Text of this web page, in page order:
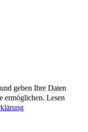
geben Ihre Daten
ermöglichen. Lesen